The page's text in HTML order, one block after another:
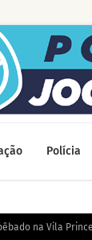
Polícia
na Vila